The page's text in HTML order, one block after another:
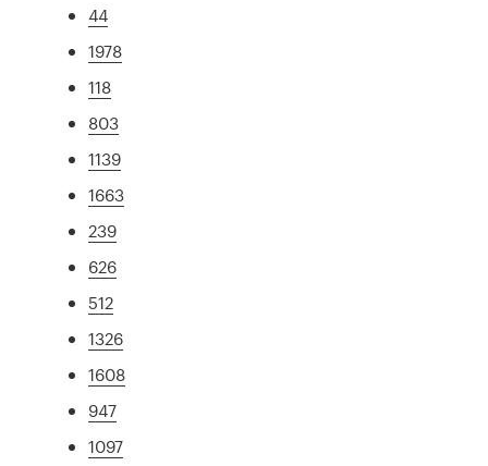
44
1978
118
803
1139
1663
239
626
512
1326
1608
947
1097